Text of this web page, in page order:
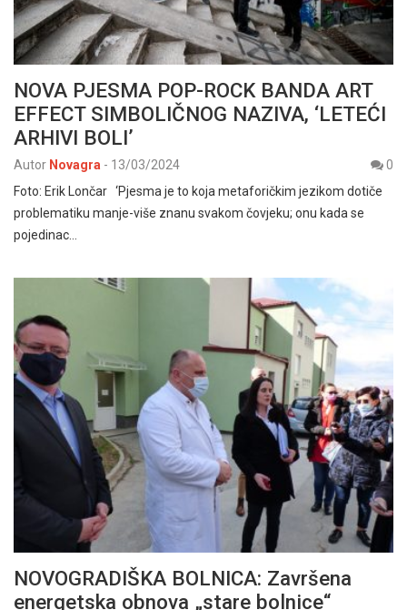
NOVA PJESMA POP-ROCK BANDA ART
EFFECT SIMBOLIČNOG NAZIVA, ‘LETEĆI
ARHIVI BOLI’
Autor Novagra - 13/03/2024
0
Foto: Erik Lončar ‘Pjesma je to koja metaforičkim jezikom dotiče
problematiku manje-više znanu svakom čovjeku; onu kada se
pojedinac…
NOVOGRADIŠKA BOLNICA: Završena
energetska obnova „stare bolnice“